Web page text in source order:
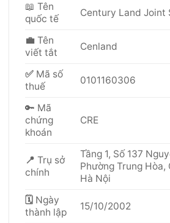
📖 Tên
quốc tế
Century Land Joint
💼 Tên
viết tắt
Cenland
✅ Mã số
thuế
0101160306
🔑 Mã
chứng
khoán
CRE
📍 Trụ sở
chính
Tầng 1, Số 137
Phường Trung Hòa,
Hà Nội
🗓 Ngày
thành lập
15/10/2002